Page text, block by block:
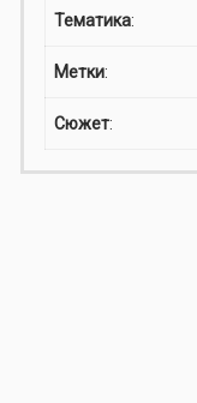
Тематика:
Метки:
Сюжет: